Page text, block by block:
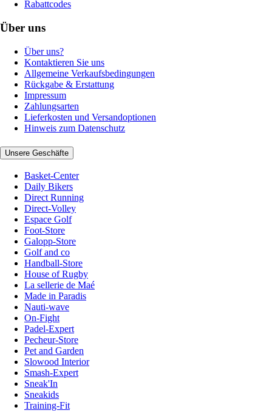
Rabattcodes
Über uns
Über uns?
Kontaktieren Sie uns
Allgemeine Verkaufsbedingungen
Rückgabe & Erstattung
Impressum
Zahlungsarten
Lieferkosten und Versandoptionen
Hinweis zum Datenschutz
Unsere Geschäfte
Basket-Center
Daily Bikers
Direct Running
Direct-Volley
Espace Golf
Foot-Store
Galopp-Store
Golf and co
Handball-Store
House of Rugby
La sellerie de Maé
Made in Paradis
Nauti-wave
On-Fight
Padel-Expert
Pecheur-Store
Pet and Garden
Slowood Interior
Smash-Expert
Sneak'In
Sneakids
Training-Fit